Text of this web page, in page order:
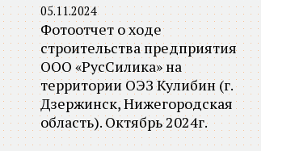
05.11.2024
Фотоотчет о ходе
строительства предприятия
ООО «РусСилика» на
территории ОЭЗ Кулибин (г.
Дзержинск, Нижегородская
область). Октябрь 2024г.